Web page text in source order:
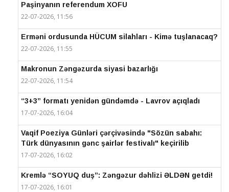
Paşinyanın referendum XOFU
22-07-2026, 11:56
Erməni ordusunda HÜCUM silahları - Kimə tuşlanacaq?
22-07-2026, 11:55
Makronun Zəngəzurda siyasi bazarlığı
22-07-2026, 11:54
“3+3” formatı yenidən gündəmdə - Lavrov açıqladı
17-07-2026, 16:04
Vaqif Poeziya Günləri çərçivəsində "Sözün sabahı:
Türk dünyasının gənc şairlər festivalı" keçirilib
17-07-2026, 16:02
Kremlə “SOYUQ duş”: Zəngəzur dəhlizi ƏLDƏN getdi!
17-07-2026, 16:01